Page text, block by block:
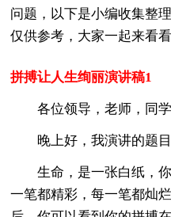
问题，以下是小编收集整
仅供参考，大家一起来看看
拼搏让人生绚丽演讲稿1
各位领导，老师，同学
晚上好，我演讲的题
生命，是一张白纸，
一笔都精彩，每一笔都灿